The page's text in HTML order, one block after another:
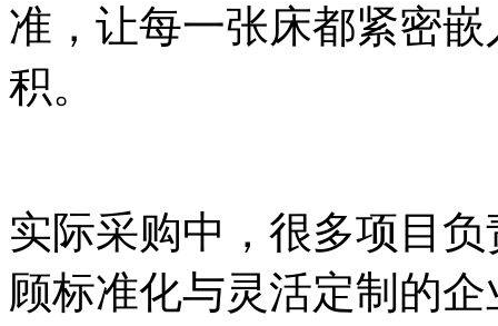
准，让每一张床都紧密
积。
实际采购中，很多项目
顾标准化与灵活定制的